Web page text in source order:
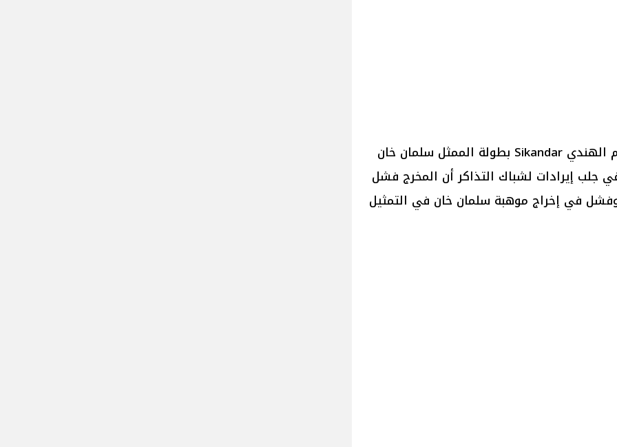
أكد إيه آر موروجادوس مخرج الفيلم الهندي Sikandar بطولة الممثل سلمان خان
جلب إيرادات لشباك التذاكر أن المخرج فشل
في إخراج موهبة سلمان خان في التمثيل